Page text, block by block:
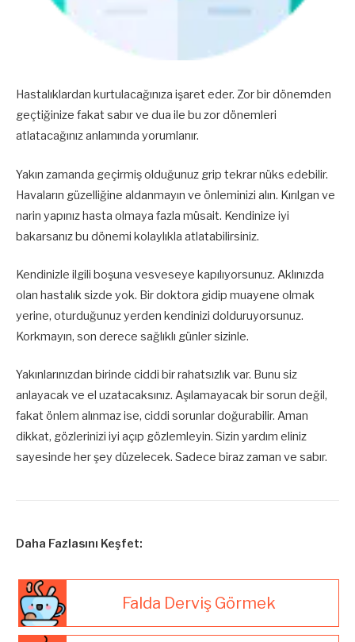
Hastalıklardan kurtulacağınıza işaret eder. Zor bir dönemden
geçtiğinize fakat sabır ve dua ile bu zor dönemleri
atlatacağınız anlamında yorumlanır.
Yakın zamanda geçirmiş olduğunuz grip tekrar nüks edebilir.
Havaların güzelliğine aldanmayın ve önleminizi alın. Kırılgan ve
narin yapınız hasta olmaya fazla müsait. Kendinize iyi
bakarsanız bu dönemi kolaylıkla atlatabilirsiniz.
Kendinizle ilgili boşuna vesveseye kapılıyorsunuz. Aklınızda
olan hastalık sizde yok. Bir doktora gidip muayene olmak
yerine, oturduğunuz yerden kendinizi dolduruyorsunuz.
Korkmayın, son derece sağlıklı günler sizinle.
Yakınlarınızdan birinde ciddi bir rahatsızlık var. Bunu siz
anlayacak ve el uzatacaksınız. Aşılamayacak bir sorun değil,
fakat önlem alınmaz ise, ciddi sorunlar doğurabilir. Aman
dikkat, gözlerinizi iyi açıp gözlemleyin. Sizin yardım eliniz
sayesinde her şey düzelecek. Sadece biraz zaman ve sabır.
Daha Fazlasını Keşfet:
Falda Derviş Görmek